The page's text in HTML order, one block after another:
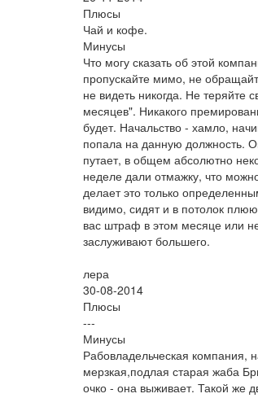
Плюсы
Чай и кофе.
Минусы
Что могу сказать об этой
пропускайте мимо, не
не видеть никогда. Не теряйте
месяцев". Никакого
будет. Начальство - хамло,
попала на данную должность.
путает, в общем абсолютно
неделе дали отмажку, что
делает это только
видимо, сидят и в потолок
вас штраф в этом месяце или
заслуживают большего.
лера
30-08-2014
Плюсы
---
Минусы
Рабовладельческая компания,
мерзкая,подлая старая жаба
очко - она выживает. Такой же